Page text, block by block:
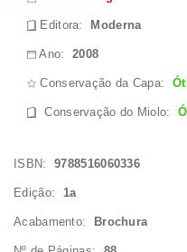
Editora: Moderna
Ano:2008
Conservação da Capa:
Conservação do Miolo:
ISBN:9788516060336
Edição: 1a
Acabamento: Brochura